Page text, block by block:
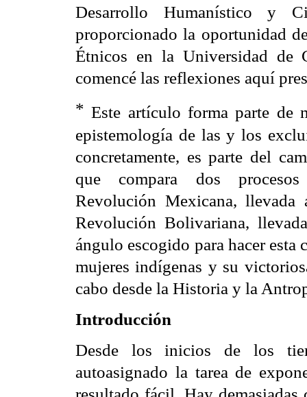
Desarrollo Humanístico y
proporcionado la oportunidad
Étnicos en la Universidad de
comencé las reflexiones aquí
* Este artículo forma parte de
epistemología de las y los
concretamente, es parte del
que compara dos procesos
Revolución Mexicana,
Revolución Bolivariana,
ángulo escogido para hacer
mujeres indígenas y su
cabo desde la Historia y la
Introducción
Desde los inicios de los
autoasignado la tarea de